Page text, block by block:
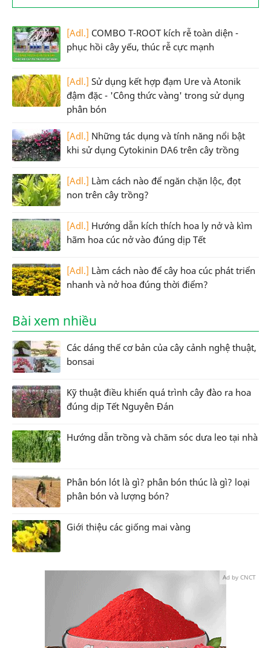
[Adl.] COMBO T-ROOT kích rễ toàn diện -
phục hồi cây yếu, thúc rễ cực mạnh
[Adl.] Sử dụng kết hợp đạm Ure và Atonik
đậm đặc - 'Công thức vàng' trong sử dụng
phân bón
[Adl.] Những tác dụng và tính năng nổi bật
khi sử dụng Cytokinin DA6 trên cây trồng
[Adl.] Làm cách nào để ngăn chặn lộc, đọt
non trên cây trồng?
[Adl.] Hướng dẫn kích thích hoa ly nở và kìm
hãm hoa cúc nở vào đúng dịp Tết
[Adl.] Làm cách nào để cây hoa cúc phát triển
nhanh và nở hoa đúng thời điểm?
Bài xem nhiều
Các dáng thế cơ bản của cây cảnh nghệ thuật,
bonsai
Kỹ thuật điều khiển quá trình cây đào ra hoa
đúng dịp Tết Nguyên Đán
Hướng dẫn trồng và chăm sóc dưa leo tại nhà
Phân bón lót là gì? phân bón thúc là gì? loại
phân bón và lượng bón?
Giới thiệu các giống mai vàng
Ad by CNCT